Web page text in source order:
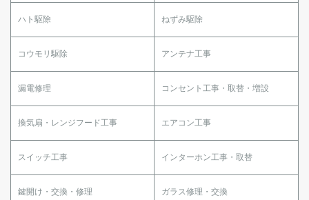
ハト駆除 ねずみ駆除
コウモリ駆除 アンテナ工事
漏電修理 コンセント工事・取替・増設
換気扇・レンジフード工事 エアコン工事
スイッチ工事 インターホン工事・取替
鍵開け・交換・修理 ガラス修理・交換